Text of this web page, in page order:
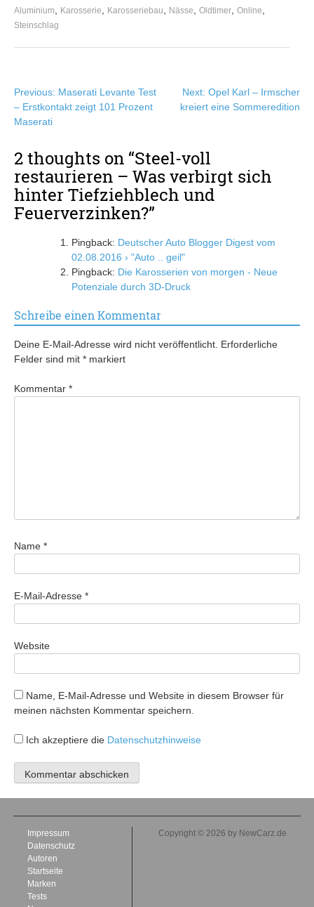
Aluminium Karosserie Karosseriebau Nässe Oldtimer Online
Steinschlag
Beitragsnavigation
Previous: Maserati Levante Test
– Erstkontakt zeigt 101 Prozent
Maserati
Next: Opel Karl – Irmscher
kreiert eine Sommeredition
2 thoughts on “Steel-voll
restaurieren – Was verbirgt sich
hinter Tiefziehblech und
Feuerverzinken?”
Pingback: Deutscher Auto Blogger Digest vom
02.08.2016 › "Auto .. geil"
Pingback: Die Karosserien von morgen - Neue
Potenziale durch 3D-Druck
Schreibe einen Kommentar
Deine E-Mail-Adresse wird nicht veröffentlicht. Erforderliche
Felder sind mit * markiert
Kommentar *
Name *
E-Mail-Adresse *
Website
Name, E-Mail-Adresse und Website in diesem Browser für
meinen nächsten Kommentar speichern.
Ich akzeptiere die Datenschutzhinweise
Impressum
Datenschutz
Autoren
Startseite
Marken
Tests
Copyright © 2026 by NewCarz.de